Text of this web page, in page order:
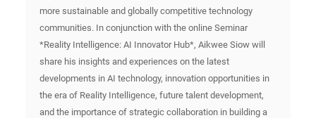
more sustainable and globally competitive technology
communities. In conjunction with the online Seminar
*Reality Intelligence: AI Innovator Hub*, Aikwee Siow will
share his insights and experiences on the latest
developments in AI technology, innovation opportunities in
the era of Reality Intelligence, future talent development,
and the importance of strategic collaboration in building a